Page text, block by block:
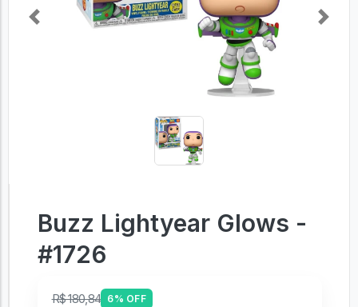
Previous Next
Buzz Lightyear Glows -
#1726
R$ 180,84 6% OFF